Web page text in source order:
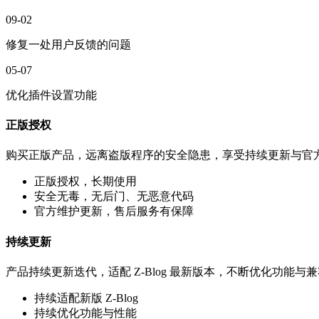
09-02
修复一处用户反馈的问题
05-07
优化插件设置功能
正版授权
购买正版产品，远离盗版程序的安全隐患，享受持续更新与官
正版授权，长期使用
安全无毒，无后门、无恶意代码
官方维护更新，售后服务有保障
持续更新
产品持续更新迭代，适配 Z-Blog 最新版本，不断优化功能与兼
持续适配新版 Z-Blog
持续优化功能与性能